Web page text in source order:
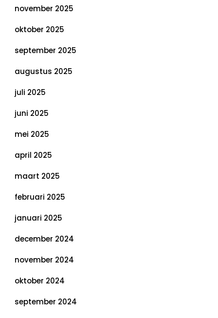
november 2025
oktober 2025
september 2025
augustus 2025
juli 2025
juni 2025
mei 2025
april 2025
maart 2025
februari 2025
januari 2025
december 2024
november 2024
oktober 2024
september 2024